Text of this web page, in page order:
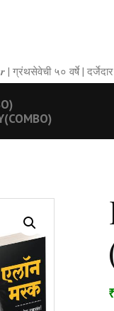
५० वर्षे | दर्जेदार